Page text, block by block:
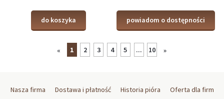
do koszyka powiadom o dostępności
« 1 2 3 4 5 ... 10 »
Nasza firma Dostawa i płatność Historia pióra
Oferta dla firm